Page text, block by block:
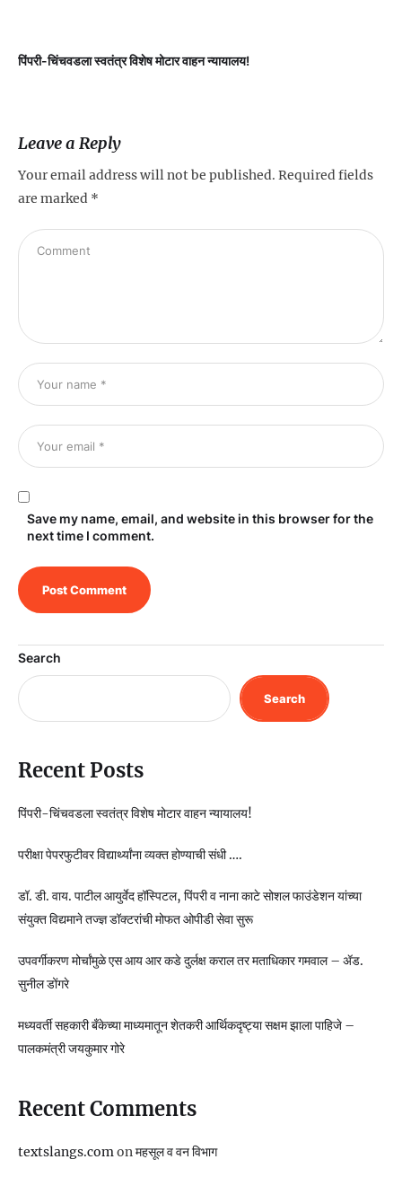
पिंपरी-चिंचवडला स्वतंत्र विशेष मोटार वाहन न्यायालय!
Leave a Reply
Your email address will not be published. Required fields
are marked *
Save my name, email, and website in this browser for the
next time I comment.
Search
Search
Recent Posts
पिंपरी-चिंचवडला स्वतंत्र विशेष मोटार वाहन न्यायालय!
परीक्षा पेपरफुटीवर विद्यार्थ्यांना व्यक्त होण्याची संधी ….
डॉ. डी. वाय. पाटील आयुर्वेद हॉस्पिटल, पिंपरी व नाना काटे सोशल फाउंडेशन यांच्या
संयुक्त विद्यमाने तज्ज्ञ डॉक्टरांची मोफत ओपीडी सेवा सुरू
उपवर्गीकरण मोर्चांमुळे एस आय आर कडे दुर्लक्ष कराल तर मताधिकार गमवाल – ॲड.
सुनील डोंगरे
मध्यवर्ती सहकारी बँकेच्या माध्यमातून शेतकरी आर्थिकदृष्ट्या सक्षम झाला पाहिजे –
पालकमंत्री जयकुमार गोरे
Recent Comments
textslangs.comonमहसूल व वन विभाग